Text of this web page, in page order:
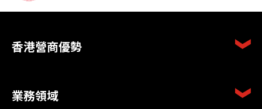
香港營商優勢
業務領域